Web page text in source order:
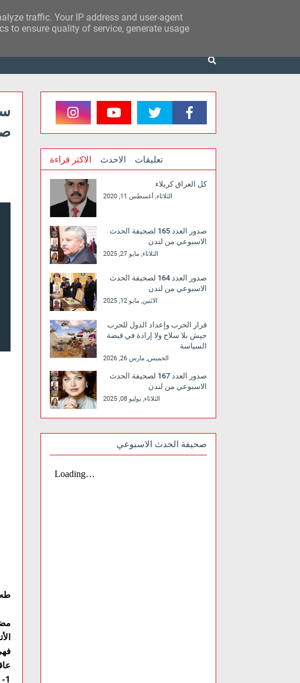
1- جهل الطبقة السياسة لفن الإدارة .؟
الاكثر قراءة الاحدث تعليقات
كل العراق كربلاء
الثلاثاء, أغسطس 11, 2020
صدور العدد 165 لصحيفة الحدث
الاسبوعي من لندن
الثلاثاء, مايو 27, 2025
صدور العدد 164 لصحيفة الحدث
الاسبوعي من لندن
الاثنين, مايو 12, 2025
قرار الحرب وإعداد الدول للحرب
جيش بلا سلاح ولا إرادة في قبضة
السياسة
الخميس, مارس 26, 2026
صدور العدد 167 لصحيفة الحدث
الاسبوعي من لندن
الثلاثاء, يوليو 08, 2025
صحيفة الحدث الاسبوعي
traffic. Your IP address and user-agent
to ensure quality of service, generate usage